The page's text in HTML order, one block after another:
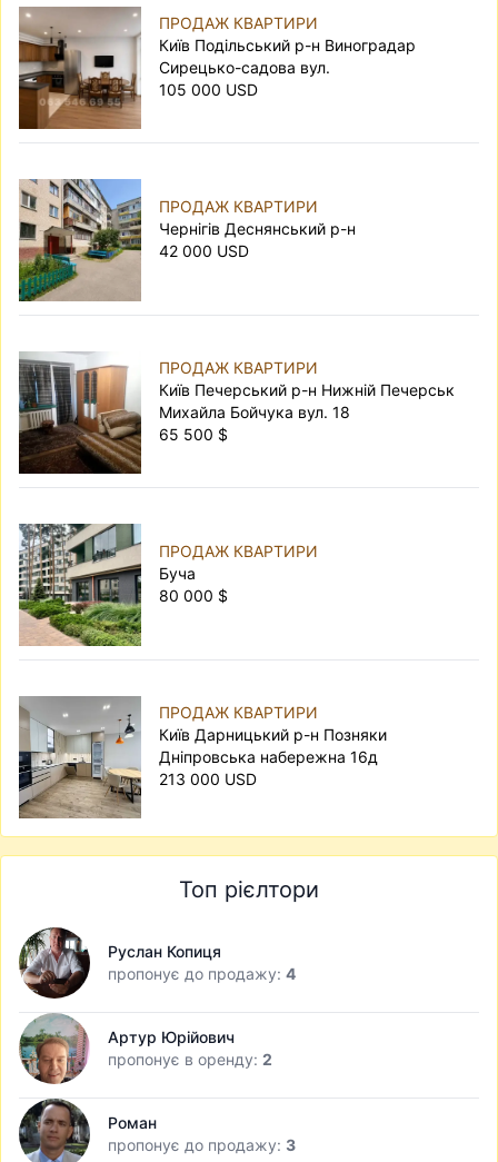
ПРОДАЖ КВАРТИРИ
Київ Подільський р-н Виноградар
Сирецько-садова вул.
105 000 USD
ПРОДАЖ КВАРТИРИ
Чернігів Деснянський р-н
42 000 USD
ПРОДАЖ КВАРТИРИ
Київ Печерський р-н Нижній Печерськ
Михайла Бойчука вул. 18
65 500 $
ПРОДАЖ КВАРТИРИ
Буча
80 000 $
ПРОДАЖ КВАРТИРИ
Київ Дарницький р-н Позняки
Дніпровська набережна 16д
213 000 USD
Топ рієлтори
Руслан Копиця
пропонує до продажу: 4
Артур Юрійович
пропонує в оренду: 2
Роман
пропонує до продажу: 3